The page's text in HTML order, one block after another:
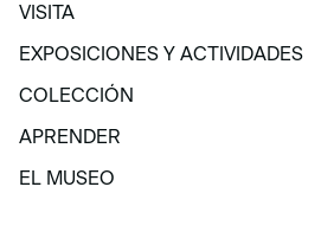
VISITA
VISITA
EXPOSICIONES Y ACTIVIDADES
EXPOSICIONES Y ACTIVIDADES
COLECCIÓN
COLECCIÓN
APRENDER
APRENDER
EL MUSEO